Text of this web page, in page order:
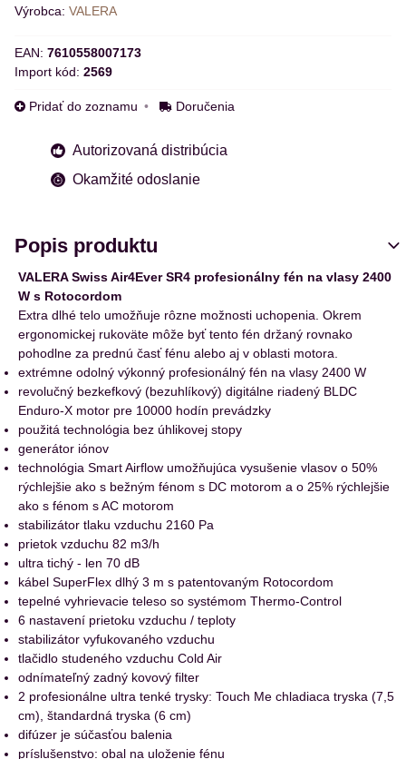
Výrobca: VALERA
EAN: 7610558007173
Import kód: 2569
Pridať do zoznamu Doručenia
Autorizovaná distribúcia
Okamžité odoslanie
Popis produktu
VALERA Swiss Air4Ever SR4 profesionálny fén na vlasy 2400
W s Rotocordom
Extra dlhé telo umožňuje rôzne možnosti uchopenia. Okrem
ergonomickej rukoväte môže byť tento fén držaný rovnako
pohodlne za prednú časť fénu alebo aj v oblasti motora.
extrémne odolný výkonný profesionálný fén na vlasy 2400 W
revolučný bezkefkový (bezuhlíkový) digitálne riadený BLDC
Enduro-X motor pre 10000 hodín prevádzky
použitá technológia bez úhlikovej stopy
generátor iónov
technológia Smart Airflow umožňujúca vysušenie vlasov o 50%
rýchlejšie ako s bežným fénom s DC motorom a o 25% rýchlejšie
ako s fénom s AC motorom
stabilizátor tlaku vzduchu 2160 Pa
prietok vzduchu 82 m3/h
ultra tichý - len 70 dB
kábel SuperFlex dlhý 3 m s patentovaným Rotocordom
tepelné vyhrievacie teleso so systémom Thermo-Control
6 nastavení prietoku vzduchu / teploty
stabilizátor vyfukovaného vzduchu
tlačidlo studeného vzduchu Cold Air
odnímateľný zadný kovový filter
2 profesionálne ultra tenké trysky: Touch Me chladiaca tryska (7,5
cm), štandardná tryska (6 cm)
difúzer je súčasťou balenia
príslušenstvo: obal na uloženie fénu